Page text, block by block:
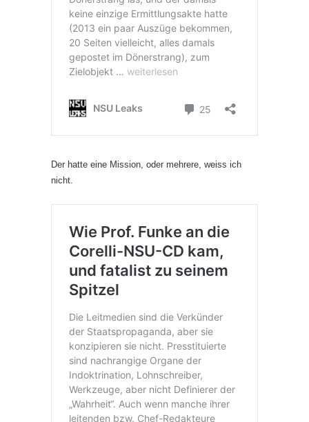
Der hatte eine Mission, oder mehrere, weiss ich
nicht.